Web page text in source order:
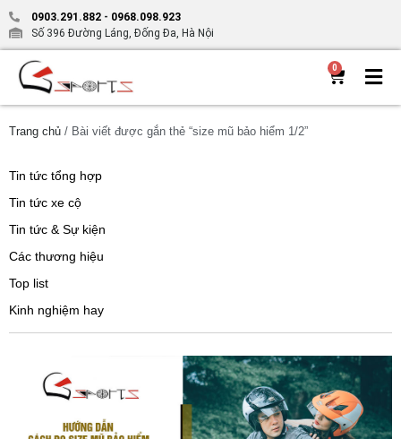
0903.291.882 - 0968.098.923
Số 396 Đường Láng, Đống Đa, Hà Nội
0
Trang chủ / Bài viết được gắn thẻ “size mũ bảo hiểm 1/2”
Tin tức tổng hợp
Tin tức xe cộ
Tin tức & Sự kiện
Các thương hiệu
Top list
Kinh nghiệm hay